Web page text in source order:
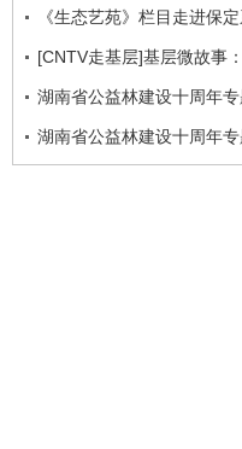
《生态艺苑》栏目走进保
[CNTV走基层]基层微故事
湖南省公益林建设十周年
湖南省公益林建设十周年